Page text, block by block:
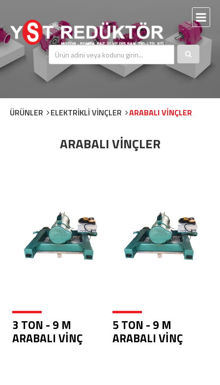
ÜRÜNLER ELEKTRİKLİ VİNÇLER ARABALI VİNÇLER
ARABALI VİNÇLER
3 TON - 9 M
ARABALI VİNÇ
5 TON - 9 M
ARABALI VİNÇ